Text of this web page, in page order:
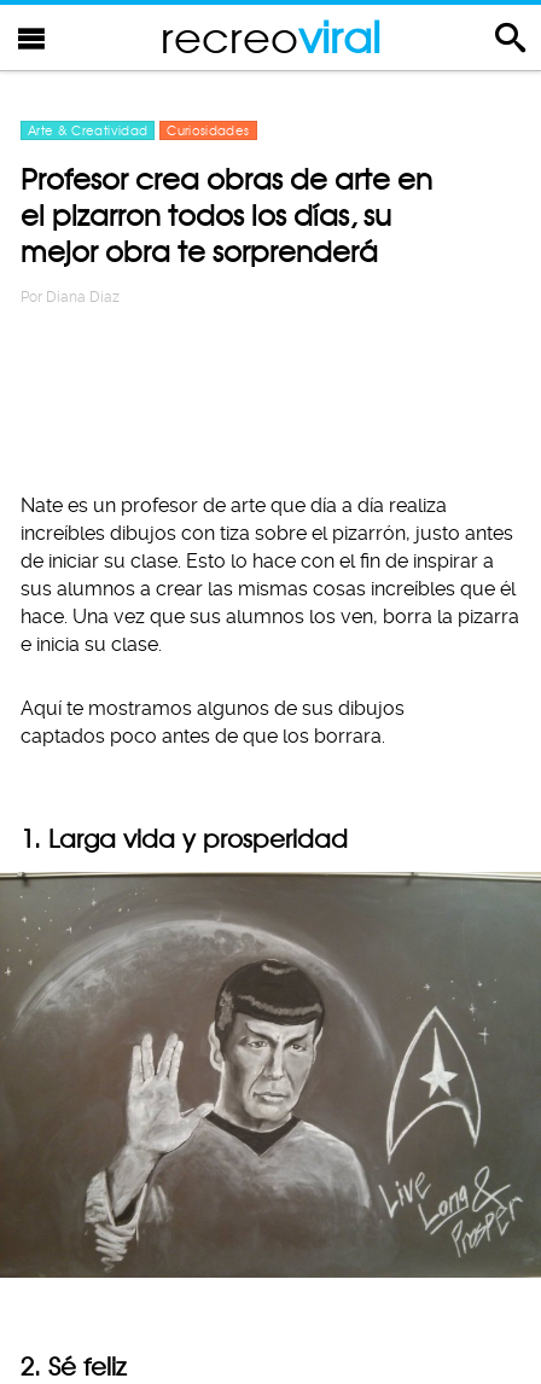
recreoviral
Arte & Creatividad Curiosidades
Profesor crea obras de arte en
el pizarron todos los días, su
mejor obra te sorprenderá
Por Diana Diaz
Nate es un profesor de arte que día a día realiza
increíbles dibujos con tiza sobre el pizarrón, justo antes
de iniciar su clase. Esto lo hace con el fin de inspirar a
sus alumnos a crear las mismas cosas increíbles que él
hace. Una vez que sus alumnos los ven, borra la pizarra
e inicia su clase.
Aquí te mostramos algunos de sus dibujos
captados poco antes de que los borrara.
1. Larga vida y prosperidad
2. Sé feliz